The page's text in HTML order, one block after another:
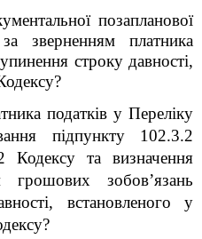
позапланової
зверненням платника
строку давності,
податків у Переліку
підпункту 102.3.2
Кодексу та визначення
зобов’язань
встановленого у